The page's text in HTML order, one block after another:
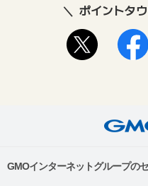
ポイントタ
GMOインターネットグループの